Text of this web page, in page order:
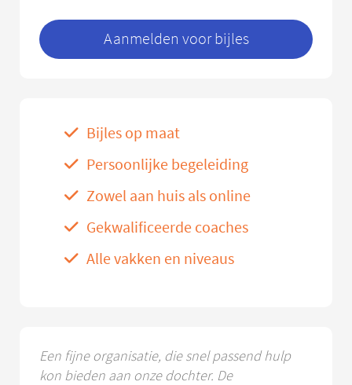
Aanmelden voor bijles
Bijles op maat
Persoonlijke begeleiding
Zowel aan huis als online
Gekwalificeerde coaches
Alle vakken en niveaus
Een fijne organisatie, die snel passend hulp
kon bieden aan onze dochter. De